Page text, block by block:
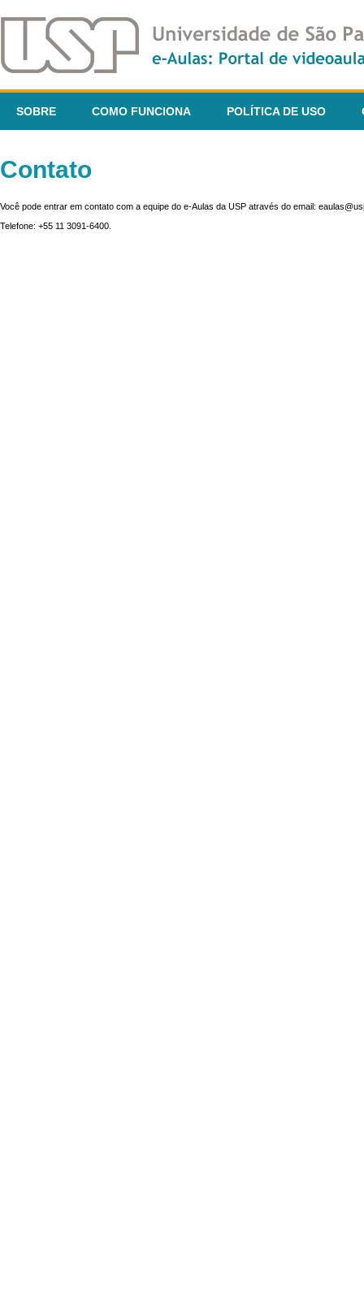
SOBRE COMO FUNCIONA POLÍTICA DE USO
Contato
Você pode entrar em contato com a equipe do e-Aulas da USP através do email:
Telefone: +55 11 3091-6400.